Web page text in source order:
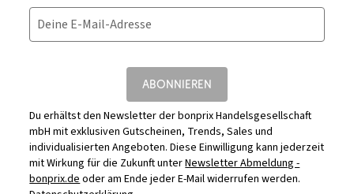
Deine E-Mail-Adresse
ABONNIEREN
Du erhältst den Newsletter der bonprix Handelsgesellschaft
mbH mit exklusiven Gutscheinen, Trends, Sales und
individualisierten Angeboten. Diese Einwilligung kann jederzeit
mit Wirkung für die Zukunft unterNewsletter Abmeldung -
bonprix.deoder am Ende jeder E-Mail widerrufen werden.